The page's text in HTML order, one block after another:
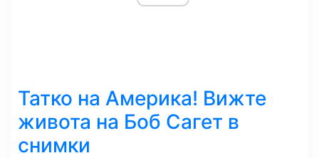
Татко на Америка! Вижте
живота на Боб Сагет в
снимки